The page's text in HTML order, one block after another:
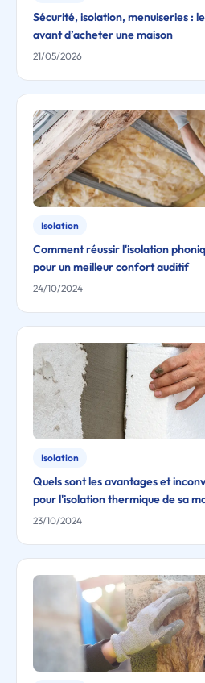
Sécurité, isolation, menuiseries :
avant d’acheter une maison
21/05/2026
Isolation
Comment réussir l'isolation
pour un meilleur confort auditif
24/10/2024
Isolation
Quels sont les avantages et
pour l'isolation thermique de sa
23/10/2024